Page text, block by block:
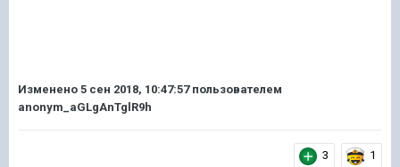
Изменено 5 сен 2018, 10:47:57пользователем
anonym_aGLgAnTglR9h
3 1